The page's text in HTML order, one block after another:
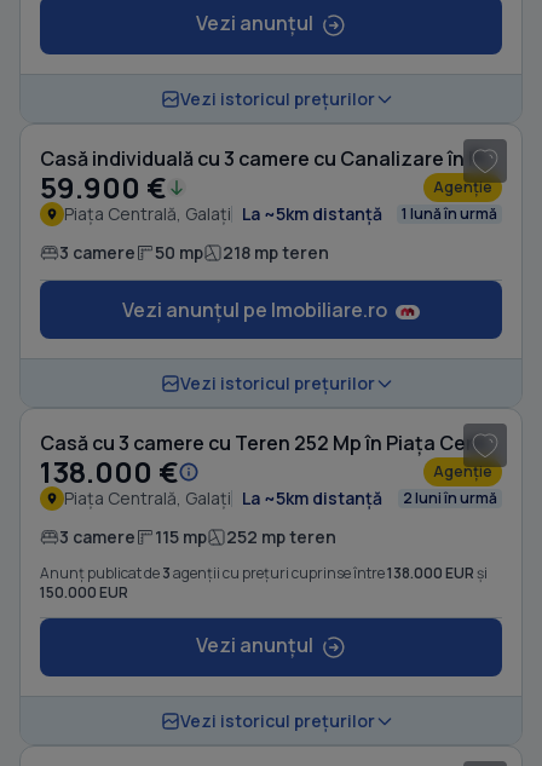
Vezi anunțul
Vezi istoricul prețurilor
Casă individuală cu 3 camere cu Canalizare în Piața Centrală
59.900 € Agenție
Piața Centrală, Galați La ~5km distanță 1 lună în urmă
3 camere 50 mp 218 mp teren
Vezi anunțul pe Imobiliare.ro
Vezi istoricul prețurilor
Casă cu 3 camere cu Teren 252 Mp în Piața Centrală
138.000 € Agenție
Piața Centrală, Galați La ~5km distanță 2 luni în urmă
3 camere 115 mp 252 mp teren
Anunț publicat de3agenții cu prețuri cuprinse între138.000 EURși
150.000 EUR
Vezi anunțul
Vezi istoricul prețurilor